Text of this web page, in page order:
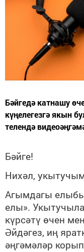
Бәйгедә катнашу
күңелегезгә якын
телендә
Бәйге!
Нихәл,
Агымдагы
елы».
күрсәтү өчен
Әйдәгез, иң
әңгәмәләр